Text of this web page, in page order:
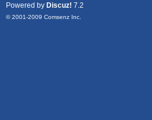
Powered by Discuz! 7.2
© 2001-2009 Comsenz Inc.